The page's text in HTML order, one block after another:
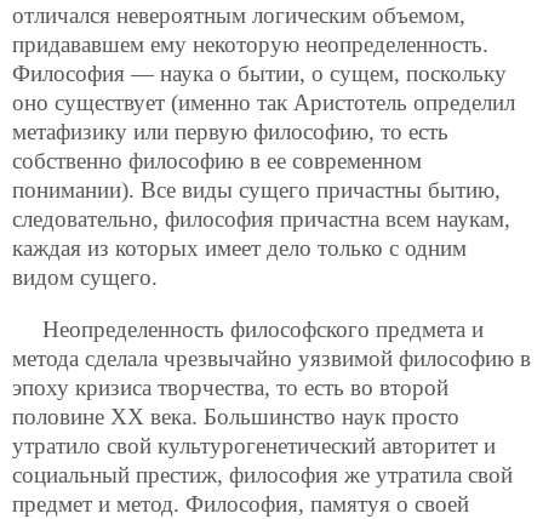
отличался невероятным логическим объемом,
придававшем ему некоторую неопределенность.
Философия — наука о бытии, о сущем, поскольку
оно существует (именно так Аристотель определил
метафизику или первую философию, то есть
собственно философию в ее современном
понимании). Все виды сущего причастны бытию,
следовательно, философия причастна всем наукам,
каждая из которых имеет дело только с одним
видом сущего.
Неопределенность философского предмета и
метода сделала чрезвычайно уязвимой философию в
эпоху кризиса творчества, то есть во второй
половине ХХ века. Большинство наук просто
утратило свой культурогенетический авторитет и
социальный престиж, философия же утратила свой
предмет и метод. Философия, памятуя о своей